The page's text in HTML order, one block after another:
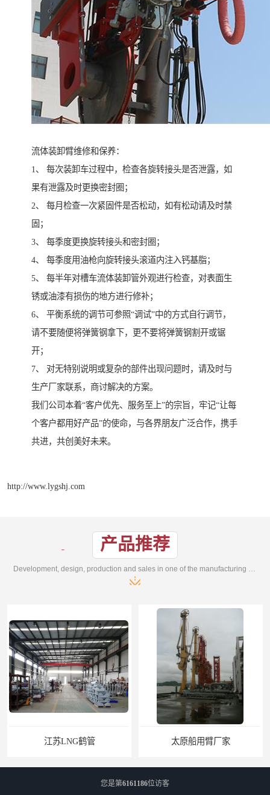
流体装卸臂维修和保养：
1、 每次装卸车过程中，检查各旋转接头是否泄露，如
果有泄露及时更换密封圈；
2、 每月检查一次紧固件是否松动，如有松动请及时禁
固；
3、 每季度更换旋转接头和密封圈；
4、 每季度用油枪向旋转接头滚道内注入钙基脂；
5、 每半年对槽车流体装卸管外观进行检查，对表面生
锈或油漆有损伤的地方进行修补；
6、 平衡系统的调节可参照“调试”中的方式自行调节，
请不要随便将弹簧钢拿下，更不要将弹簧钢割开或锯
开；
7、 对无特别说明或复杂的部件出现问题时，请及时与
生产厂家联系，商讨解决的方案。
我们公司本着“客户优先、服务至上”的宗旨，牢记“让每
个客户都用好产品”的使命，与各界朋友广泛合作，携手
共进，共创美好未来。
http://www.lygshj.com
产品推荐
Development, design, production and sales in one of the manufacturing enterprises
江苏LNG鹤管 太原船用臂厂家
您是第6161186位访客